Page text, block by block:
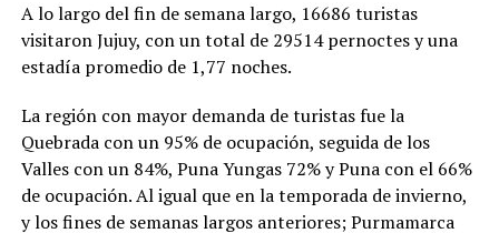
A lo largo del fin de semana largo, 16686 turistas
visitaron Jujuy, con un total de 29514 pernoctes y una
estadía promedio de 1,77 noches.
La región con mayor demanda de turistas fue la
Quebrada con un 95% de ocupación, seguida de los
Valles con un 84%, Puna Yungas 72% y Puna con el 66%
de ocupación. Al igual que en la temporada de invierno,
y los fines de semanas largos anteriores; Purmamarca